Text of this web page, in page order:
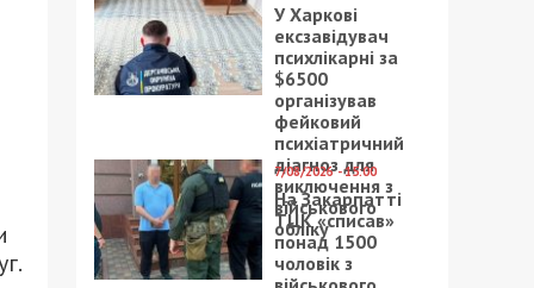
У Харкові
ексзавідувач
психлікарні за
$6500
організував
фейковий
психіатричний
діагноз для
виключення з
військового
обліку
7/08/2026 - 15:00
На Закарпатті
ТЦК «списав»
понад 1500
чоловік з